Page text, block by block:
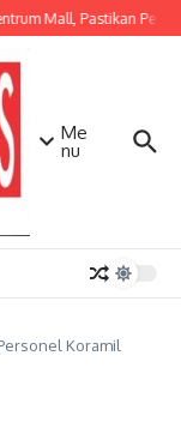
Mall, Pastikan
Me
nu
Koramil